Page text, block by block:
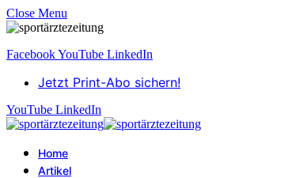
Close Menu
FacebookYouTube LinkedIn
Jetzt Print-Abo sichern!
YouTube LinkedIn
Home
Artikel